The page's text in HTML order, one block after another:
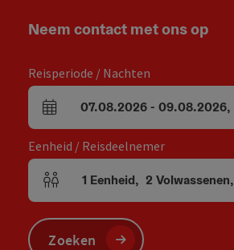
Neem contact met ons op
Reisperiode / Nachten
Velden voor aankomst en vertrek
07.08.2026- 09.08.2026,
Eenheid / Reisdeelnemer
Aantal eenheden en persoonsvelden
1 Eenheid, 2 Volwassenen,
Zoeken